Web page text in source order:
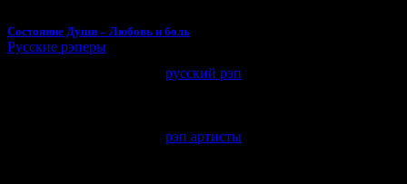
Состояние Души – Любовь и боль
Русские рэперы
русский рэп
рэп артисты